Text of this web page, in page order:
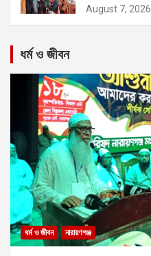
August 7, 2026
ধর্ম ও জীবন
ধর্ম ও জীবন নারায়ণগঞ্জ